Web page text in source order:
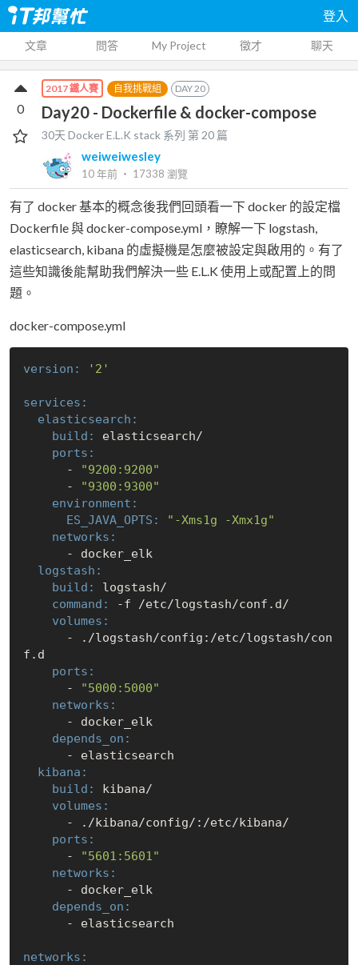
登入
文章 問答 My Project 徵才 聊天
2017 鐵人賽 自我挑戰組 DAY20
Day20 - Dockerfile & docker-compose
30天 Docker E.L.K stack 系列 第20 篇
weiweiwesley
10 年前 ‧ 17338 瀏覽
0
有了 docker 基本的概念後我們回頭看一下 docker 的設定檔
Dockerfile 與 docker-compose.yml，瞭解一下 logstash,
elasticsearch, kibana 的虛擬機是怎麼被設定與啟用的。有了
這些知識後能幫助我們解決一些 E.L.K 使用上或配置上的問
題。
docker-compose.yml
version: '2'
services:
  elasticsearch:
    build:
    ports:
      -
"9200:9200"
      -
"9300:9300"
    environment:
      ES_JAVA_OPTS:
"-Xms1g -Xmx1g"
    networks:
      - docker_elk
  logstash:
    build:
    command:
-f /etc/
    volumes:
      - .
/logstash/config: /etc/logstash/con
    ports:
      -
"5000:5000"
    networks:
      - docker_elk
    depends_on:
  kibana:
    build:
    volumes:
      - .
/kibana/config/: /etc/
    ports:
      -
"5601:5601"
    networks:
      - docker_elk
    depends_on:
networks: